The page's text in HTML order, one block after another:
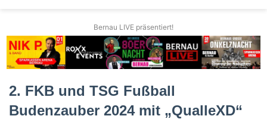
Bernau LIVE präsentiert!
2. FKB und TSG Fußball
Budenzauber 2024 mit „QualleXD“